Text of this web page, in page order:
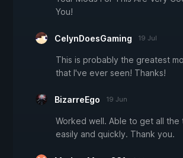
You!
CelynDoesGaming 19 Jul
This is probably the greatest
that I've ever seen! Thanks!
BizarreEgo 19 Jun
Worked well. Able to get all the
easily and quickly. Thank you.